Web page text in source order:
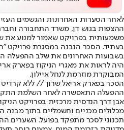
לאחר הסערות האחרונות והגשמים
ההצפות בגוש דן, משרד התחבורה
משמעותית בפרויקט שאמור למנוע את
בעתיד. הסכר הנבנה במסגרת פרויקט
בשבועות האחרונים את שלב ההפעלה
היה לראות את מאגרי הניקוז בפארק
המבוקרת מוזרמת לנחל איילון.
הסכר בפארק אריאל שרון // ללא קרדיט
ההפעלה התאפשרה לאחר השלמת
אבן דרך הנדסית מרכזית בפרויקט
מכלולים מכניים וחשמליים בתוך מבנה
תכנוני לסכר מתפקד בפועל. השערים